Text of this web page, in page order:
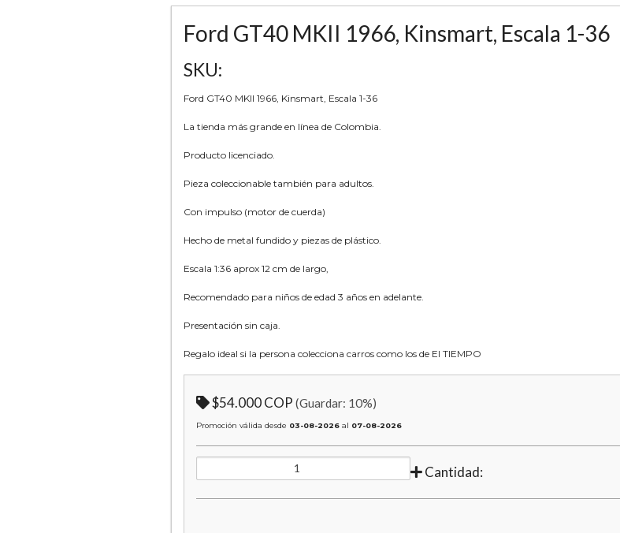
Ford GT40 MKII 1966, Kinsmart, Escala 1-36
SKU:
Ford GT40 MKII 1966, Kinsmart, Escala 1-36
La tienda más grande en línea de Colombia.
Producto licenciado.
Pieza coleccionable también para adultos.
Con impulso (motor de cuerda)
Hecho de metal fundido y piezas de plástico.
Escala 1:36 aprox 12 cm de largo,
Recomendado para niños de edad 3 años en adelante.
Presentación sin caja.
Regalo ideal si la persona colecciona carros como los de El TIEMPO
$54.000 COP (Guardar: 10%)
Promoción válida desde 03-08-2026 al 07-08-2026
Cantidad: